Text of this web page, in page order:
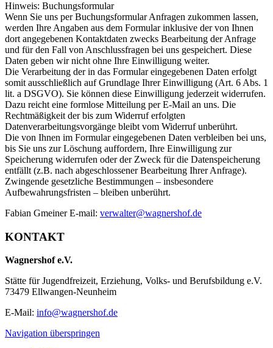
Hinweis: Buchungsformular
Wenn Sie uns per Buchungsformular Anfragen zukommen lassen,
werden Ihre Angaben aus dem Formular inklusive der von Ihnen
dort angegebenen Kontaktdaten zwecks Bearbeitung der Anfrage
und für den Fall von Anschlussfragen bei uns gespeichert. Diese
Daten geben wir nicht ohne Ihre Einwilligung weiter.
Die Verarbeitung der in das Formular eingegebenen Daten erfolgt
somit ausschließlich auf Grundlage Ihrer Einwilligung (Art. 6 Abs. 1
lit. a DSGVO). Sie können diese Einwilligung jederzeit widerrufen.
Dazu reicht eine formlose Mitteilung per E-Mail an uns. Die
Rechtmäßigkeit der bis zum Widerruf erfolgten
Datenverarbeitungsvorgänge bleibt vom Widerruf unberührt.
Die von Ihnen im Formular eingegebenen Daten verbleiben bei uns,
bis Sie uns zur Löschung auffordern, Ihre Einwilligung zur
Speicherung widerrufen oder der Zweck für die Datenspeicherung
entfällt (z.B. nach abgeschlossener Bearbeitung Ihrer Anfrage).
Zwingende gesetzliche Bestimmungen – insbesondere
Aufbewahrungsfristen – bleiben unberührt.
Fabian Gmeiner E-mail: verwalter@wagnershof.de
KONTAKT
Wagnershof e.V.
Stätte für Jugendfreizeit, Erziehung, Volks- und Berufsbildung e.V.
73479 Ellwangen-Neunheim
E-Mail: info@wagnershof.de
Navigation überspringen